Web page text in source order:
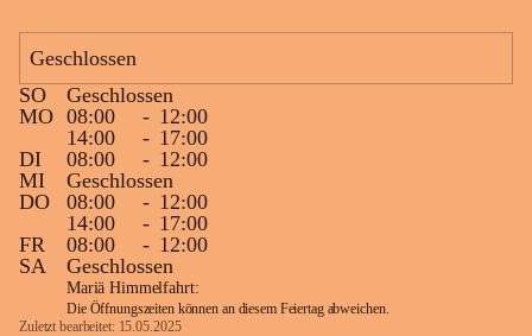
Geschlossen
SO
Geschlossen
MO 08:00 - 12:00
14:00
- 17:00
DI
08:00 - 12:00
MI
Geschlossen
DO
08:00 - 12:00
14:00
- 17:00
FR
08:00 - 12:00
SA
Geschlossen
Mariä Himmelfahrt:
Die Öffnungszeiten können an diesem Feiertag abweichen.
Zuletzt bearbeitet: 15.05.2025